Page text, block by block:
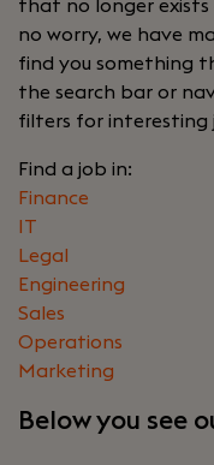
that no longer
no worry, we have
find you something
the search bar or
filters for interesting
Find a job in:
Finance
IT
Legal
Engineering
Sales
Operations
Marketing
Below you see